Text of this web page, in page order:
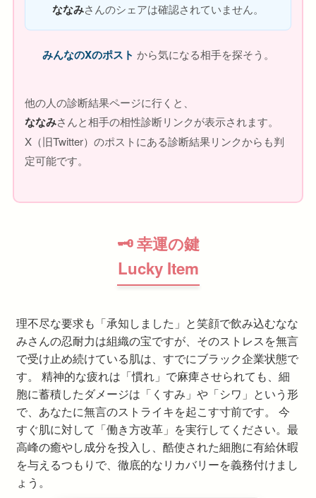
ななみさんのシェアは確認されていません。
みんなのXのポスト から気になる相手を探そう。
他の人の診断結果ページに行くと、
ななみさんと相手の相性診断リンクが表示されます。
X（旧Twitter）のポストにある診断結果リンクからも判
定可能です。
🗝 幸運の鍵
Lucky Item
理不尽な要求も「承知しました」と笑顔で飲み込むなな
みさんの忍耐力は組織の宝ですが、そのストレスを無言
で受け止め続けている肌は、すでにブラック企業状態で
す。 精神的な疲れは「慣れ」で麻痺させられても、細
胞に蓄積したダメージは「くすみ」や「シワ」という形
で、あなたに無言のストライキを起こす寸前です。 今
すぐ肌に対して「働き方改革」を実行してください。最
高峰の癒やし成分を投入し、酷使された細胞に有給休暇
を与えるつもりで、徹底的なリカバリーを義務付けまし
ょう。